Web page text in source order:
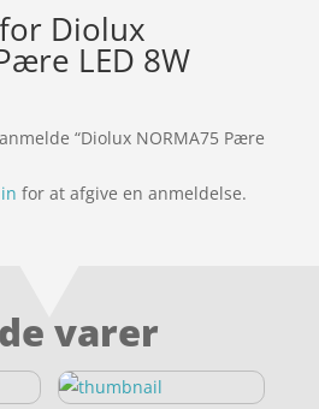
Diolux
LED 8W
“Diolux NORMA75 Pære
for at afgive en anmeldelse.
varer